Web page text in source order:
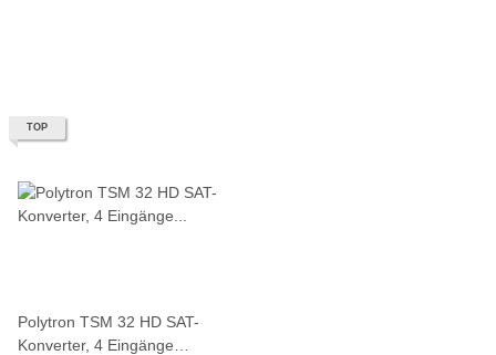
TOP
Polytron TSM 32 HD SAT-
Konverter, 4 Eingänge